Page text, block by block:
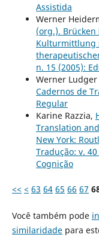
Assistida
Werner
(org.).
Kulturmittlung
n. 15 (2005):
Werner
Cadernos de
Regular
Karine Razzia,
Translation
New York:
Tradução: v.
Cognição
<< < 63 64 65 66 67
Você também pode
similaridadepara